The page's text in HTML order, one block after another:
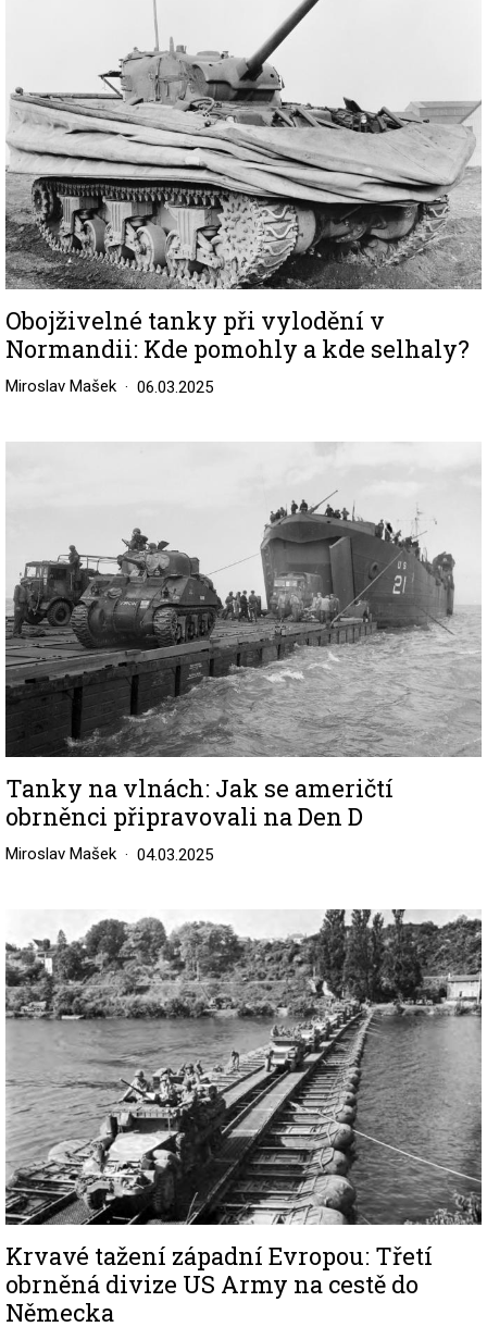
Obojživelné tanky při vylodění v
Normandii: Kde pomohly a kde selhaly?
Miroslav Mašek 06.03.2025
Tanky na vlnách: Jak se američtí
obrněnci připravovali na Den D
Miroslav Mašek 04.03.2025
Krvavé tažení západní Evropou: Třetí
obrněná divize US Army na cestě do
Německa